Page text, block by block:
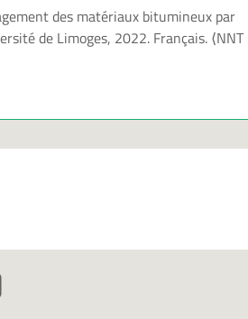
des matériaux bitumineux par
de Limoges, 2022. Français. ⟨NNT